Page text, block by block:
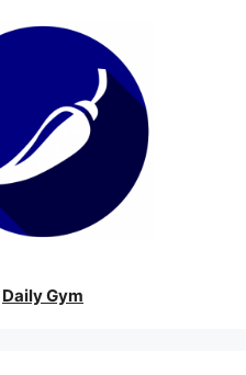
Daily Gym